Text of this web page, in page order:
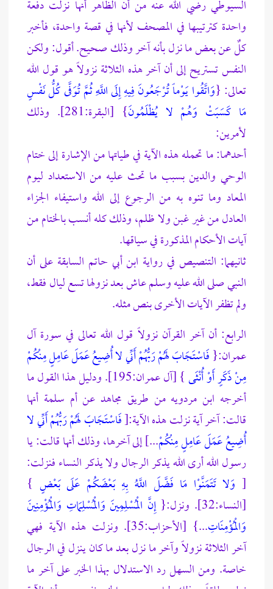
السيوطي رضي الله عنه من أن الظاهر أنها نزلت دفعة
واحدة كترتيبها في المصحف لأنها في قصة واحدة، فأخبر
كلٌ عن بعض ما نزل بأنه آخر وذلك صحيح. أقول: ولكن
النفس تستريح إلى أن آخر هذه الثلاثة نزولاً هو قول الله
تعالى: {وَاتَّقُوا يَوْماً تُرْجَعُونَ فِيهِ إِلَى اللَّهِ ثُمَّ تُوَفَّى كُلُّ نَفْسٍ
مَا كَسَبَتْ وَهُمْ لا يُظْلَمُونَ
} [البقرة:281]. وذلك
لأمرين:
أحدهما: ما تحمله هذه الآية في طياتها من الإشارة إلى ختام
الوحي والدين بسبب ما تحث عليه من الاستعداد ليوم
المعاد وما تنوه به من الرجوع إلى الله واستيفاء الجزاء
العادل من غير غبن ولا ظلم، وذلك كله أنسب بالختام من
آيات الأحكام المذكورة في سياقها.
ثانيهما: التنصيص في رواية ابن أبي حاتم السابقة على أن
النبي صلى الله عليه وسلم عاش بعد نزولها تسع ليال فقط،
ولم تظفر الآيات الأخرى بنص مثله.
الرابع: أن آخر القرآن نزولاً قول الله تعالى في سورة آل
عمران:{فَاسْتَجَابَ لَهُمْ رَبُّهُمْ أَنِّي لا أُضِيعُ عَمَلَ عَامِلٍ مِنْكُمْ
مِنْ ذَكَرٍ أَوْ أُنْثَى
} [آل عمران:195]. ودليل هذا القول ما
أخرجه ابن مردويه من طريق مجاهد عن أم سلمة أنها
قالت: آخر آية نزلت هذه الآية:[فَاسْتَجَابَ لَهُمْ رَبُّهُمْ أَنِّي لا
أُضِيعُ عَمَلَ عَامِلٍ مِنْكُمْ...] إلى آخرها، وذلك أنها قالت: يا
رسول الله أرى الله يذكر الرجال ولا يذكر النساء فنزلت:
[ وَلا تَتَمَنَّوْا مَا فَضَّلَ اللَّهُ بِهِ بَعْضَكُمْ عَلَى بَعْضٍ }
[النساء:32]. ونزل:{
إِنَّ الْمُسْلِمِينَ وَالْمُسْلِمَاتِ وَالْمُؤْمِنِينَ
وَالْمُؤْمِنَاتِ
...} [الأحزاب:35]. ونزلت هذه الآية فهي
آخر الثلاثة نزولاً وآخر ما نزل بعد ما كان ينزل في الرجال
خاصة. ومن السهل رد الاستدلال بهذا الخبر على آخر ما